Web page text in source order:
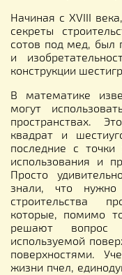
Начиная с XVIII
секреты
сотов под мед, был
и
конструкции
В математике
могут
пространствах.
квадрат и
последние с точки
использования и
Просто
знали, что
строительства
которые, помимо
решают вопрос
используемой
поверхностями.
жизни пчел,